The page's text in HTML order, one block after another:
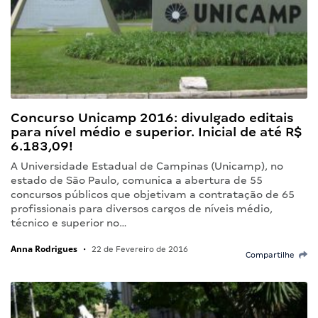
Concurso Unicamp 2016: divulgado editais
para nível médio e superior. Inicial de até R$
6.183,09!
A Universidade Estadual de Campinas (Unicamp), no
estado de São Paulo, comunica a abertura de 55
concursos públicos que objetivam a contratação de 65
profissionais para diversos cargos de níveis médio,
técnico e superior no…
Anna Rodrigues • 22 de Fevereiro de 2016
Compartilhe